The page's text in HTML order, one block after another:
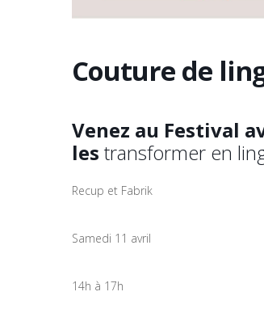
Couture de
Venez au Festival
les transformer en
Recup et Fabrik
Samedi 11 avril
14h à 17h